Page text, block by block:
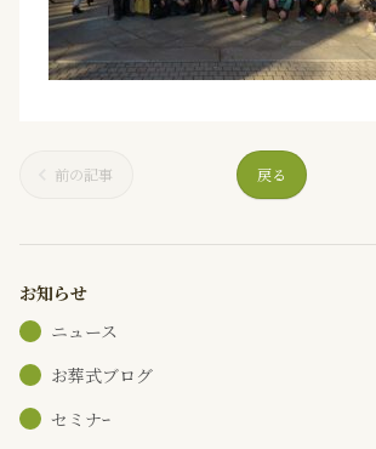
前の記事 戻る
お知らせ
ニュース
お葬式ブログ
セミナｰ